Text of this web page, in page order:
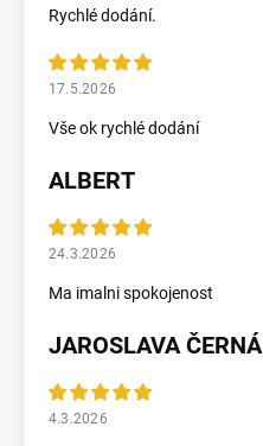
Rychlé dodání.
17.5.2026
Vše ok rychlé dodání
ALBERT
24.3.2026
Ma imalni spokojenost
JAROSLAVA ČERNÁ
4.3.2026